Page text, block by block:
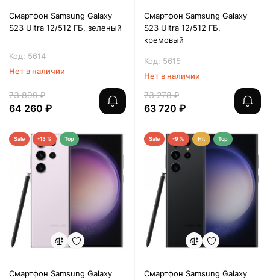
Смартфон Samsung Galaxy
S23 Ultra 12/512 ГБ, зеленый
Код: 5614
Нет в наличии
73 899 ₽
64 260 ₽
Смартфон Samsung Galaxy
S23 Ultra 12/512 ГБ,
кремовый
Код: 5615
Нет в наличии
73 278 ₽
63 720 ₽
Sale -13 % Top
Смартфон Samsung Galaxy
Sale -9 % Hit Top
Смартфон Samsung Galaxy